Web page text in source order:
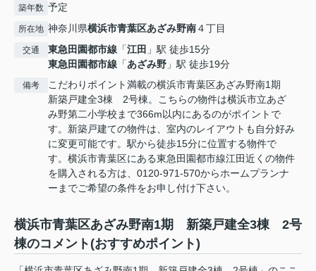
築年数 予定
所在地 神奈川県横浜市青葉区あざみ野南４丁目
交通 東急田園都市線 「江田 」駅 徒歩15分
東急田園都市線 「あざみ野 」駅 徒歩19分
備考
こだわりポイント満載の横浜市青葉区あざみ野南1期
新築戸建全3棟 2号棟。こちらの物件は横浜市立あざ
み野第二小学校まで366m以内にあるのがポイントで
す。新築戸建ての物件は、室内のレイアウトも自分好み
に変更可能です。駅から徒歩15分に位置する物件で
す。横浜市青葉区にある東急田園都市線江田近くの物件
を購入される方は、0120-971-570からホームプランナ
ーまでご希望の条件をお申し付け下さい。
横浜市青葉区あざみ野南1期 新築戸建全3棟 2号
棟のコメント(おすすめポイント)